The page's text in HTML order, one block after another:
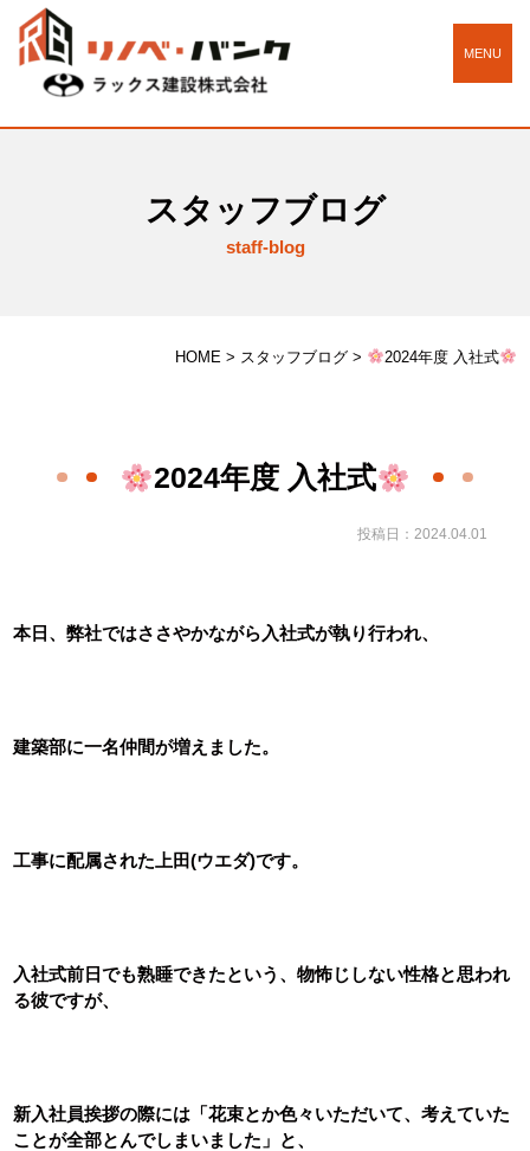
MENU
スタッフブログ
staff-blog
HOME > スタッフブログ > 2024年度 入社式
2024年度 入社式
投稿日：2024.04.01
本日、弊社ではささやかながら入社式が執り行われ、
建築部に一名仲間が増えました。
工事に配属された上田(ウエダ)です。
入社式前日でも熟睡できたという、物怖じしない性格と思われ
る彼ですが、
新入社員挨拶の際には「花束とか色々いただいて、考えていた
ことが全部とんでしまいました」と、